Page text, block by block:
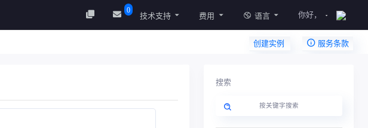
0
技术支持 费用 语言 你好，
创建实例
服务条款
搜索